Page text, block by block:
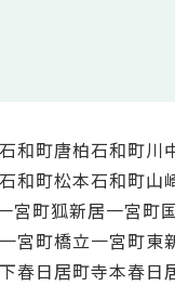
石和町唐柏石和町川
石和町松本石和町山
宮町狐新居一宮町
一宮町橋立一宮町東
春日居町寺本春日